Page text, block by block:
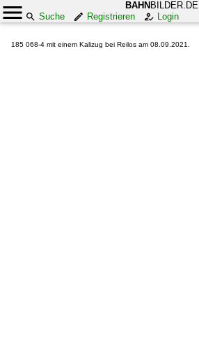
BAHN BILDER.DE
Suche
Registrieren Login
185 068-4 mit einem Kalizug bei Reilos am 08.09.2021.